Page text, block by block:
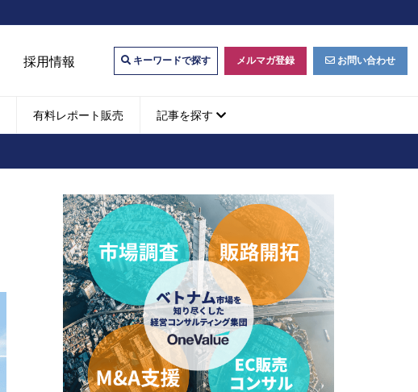
採用情報 キーワードで探す メルマガ登録 お問い合わせ
有料レポート販売 記事を探す
現地パートナー探索
デジタルマーケティング・
web広告
M&A動向
ベトナム企業買収・出資